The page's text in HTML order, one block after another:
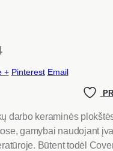
+ Pinterest Email
darbo keraminės
gamybai naudojant
Būtent todėl